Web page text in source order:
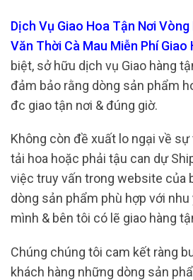
Dịch Vụ Giao Hoa Tận Nơi
Văn Thời Cà Mau Miễn Phí Giao
biệt, sở hữu dịch vụ Giao hàng
đảm bảo rằng dòng sản phẩm
đc giao tận nơi & đúng giờ.
Không còn đề xuất lo ngại về
tải hoa hoặc phải tậu can dự
việc truy vấn trong website của
dòng sản phẩm phù hợp với
mình & bên tôi có lẽ giao hàng
Chúng chúng tôi cam kết ràng
khách hàng những dòng sản